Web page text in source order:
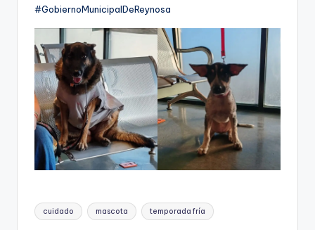
#GobiernoMunicipalDeReynosa
Etiquetas:
cuidado mascota temporada fría